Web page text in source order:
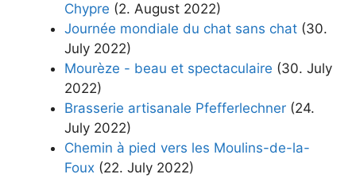
Chypre (2. August 2022)
Journée mondiale du chat sans chat (30.
July 2022)
Mourèze - beau et spectaculaire (30. July
2022)
Brasserie artisanale Pfefferlechner (24.
July 2022)
Chemin à pied vers les Moulins-de-la-
Foux (22. July 2022)